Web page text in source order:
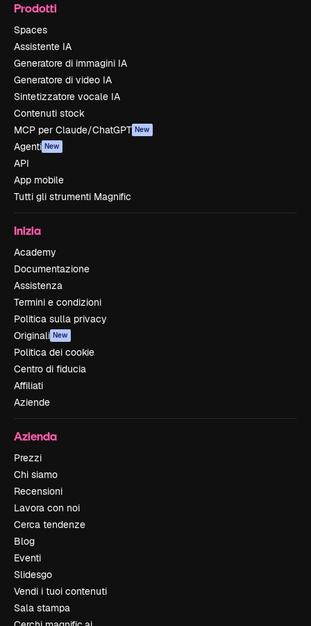
Prodotti
Spaces
Assistente IA
Generatore di immagini IA
Generatore di video IA
Sintetizzatore vocale IA
Contenuti stock
MCP per Claude/ChatGPT New
Agenti New
API
App mobile
Tutti gli strumenti Magnific
Inizia
Academy
Documentazione
Assistenza
Termini e condizioni
Politica sulla privacy
Originali New
Politica dei cookie
Centro di fiducia
Affiliati
Aziende
Azienda
Prezzi
Chi siamo
Recensioni
Lavora con noi
Cerca tendenze
Blog
Eventi
Slidesgo
Vendi i tuoi contenuti
Sala stampa